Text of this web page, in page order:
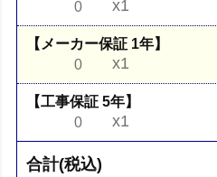
0
x1
【メーカー保証 1年】
0
x1
【工事保証 5年】
0
x1
合計(税込)